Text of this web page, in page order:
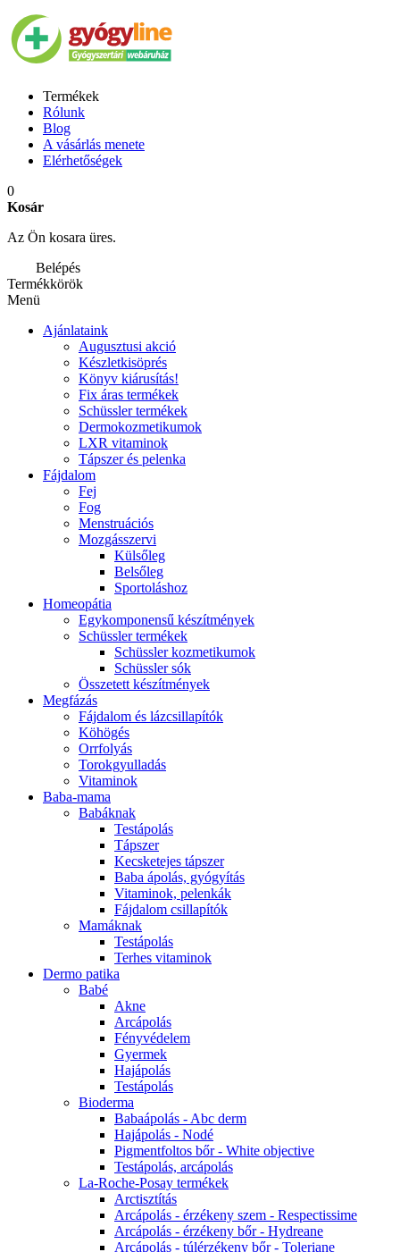
Termékek
Rólunk
Blog
A vásárlás menete
Elérhetőségek
0
Kosár
Az Ön kosara üres.
Belépés
Termékkörök
Menü
Ajánlataink
Augusztusi akció
Készletkisöprés
Könyv kiárusítás!
Fix áras termékek
Schüssler termékek
Dermokozmetikumok
LXR vitaminok
Tápszer és pelenka
Fájdalom
Fej
Fog
Menstruációs
Mozgásszervi
Külsőleg
Belsőleg
Sportoláshoz
Homeopátia
Egykomponensű készítmények
Schüssler termékek
Schüssler kozmetikumok
Schüssler sók
Összetett készítmények
Megfázás
Fájdalom és lázcsillapítók
Köhögés
Orrfolyás
Torokgyulladás
Vitaminok
Baba-mama
Babáknak
Testápolás
Tápszer
Kecsketejes tápszer
Baba ápolás, gyógyítás
Vitaminok, pelenkák
Fájdalom csillapítók
Mamáknak
Testápolás
Terhes vitaminok
Dermo patika
Babé
Akne
Arcápolás
Fényvédelem
Gyermek
Hajápolás
Testápolás
Bioderma
Babaápolás - Abc derm
Hajápolás - Nodé
Pigmentfoltos bőr - White objective
Testápolás, arcápolás
La-Roche-Posay termékek
Arctisztítás
Arcápolás - érzékeny szem - Respectissime
Arcápolás - érzékeny bőr - Hydreane
Arcápolás - túlérzékeny bőr - Toleriane